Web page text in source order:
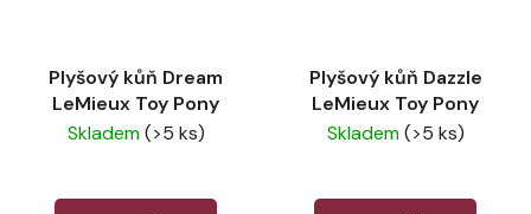
Plyšový kůň Dream
LeMieux Toy Pony
Skladem(>5 ks)
Plyšový kůň Dazzle
LeMieux Toy Pony
Skladem(>5 ks)